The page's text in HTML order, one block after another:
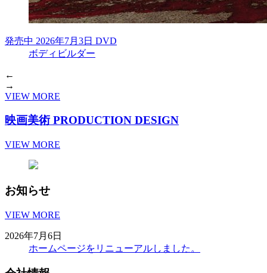
発売中 2026年7月3日 DVD
ボディビルダー
←
→
VIEW MORE
映画美術 PRODUCTION DESIGN
VIEW MORE
お知らせ
VIEW MORE
2026年7月6日
ホームページをリニューアルしました。